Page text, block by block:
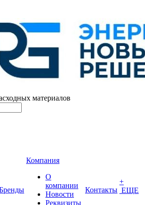
материалов
Компания
О
компании
Новости
Реквизиты
Контакты
+
ЕЩЕ